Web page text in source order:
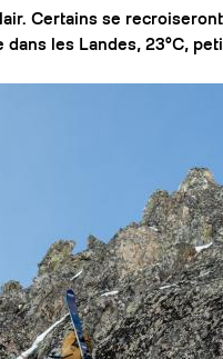
Certains se
dans les Landes, 23°C,